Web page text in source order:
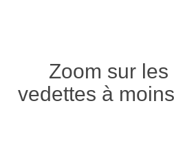
Zoom sur
vedettes à